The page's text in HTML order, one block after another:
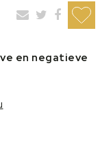
en negatieve